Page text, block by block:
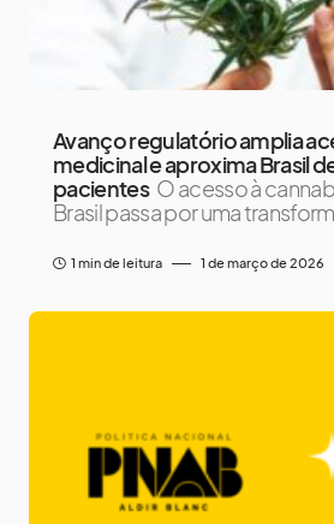
Avanço regulatório amplia
medicinal e aproxima Brasil
pacientes O acesso à
Brasil passa por uma
1 min de leitura 1 de março de 2026